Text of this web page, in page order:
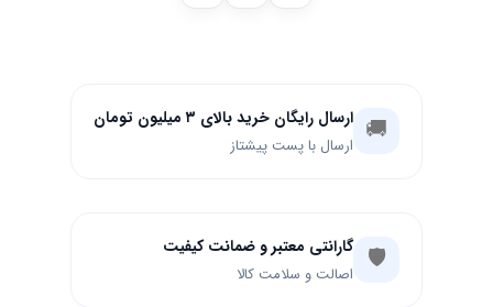
🚚 ارسال رایگان خرید بالای ۳ میلیون تومان
ارسال با پست پیشتاز
🛡️ گارانتی معتبر و ضمانت کیفیت
اصالت و سلامت کالا